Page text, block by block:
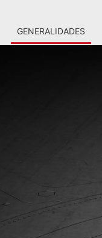
GENERALIDADES